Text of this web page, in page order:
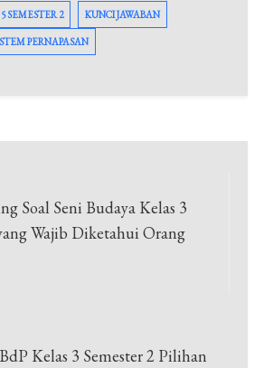
SEMESTER 2 KUNCI JAWABAN
PERNAPASAN
Soal Seni Budaya Kelas 3
Wajib Diketahui Orang
Kelas 3 Semester 2 Pilihan